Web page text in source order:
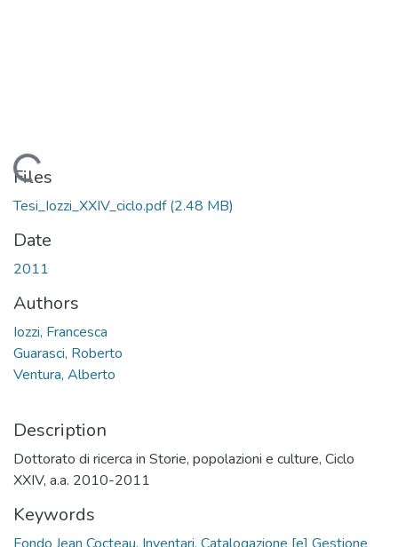
Loading...
Files
Tesi_Iozzi_XXIV_ciclo.pdf(2.48 MB)
Date
2011
Authors
Iozzi, Francesca
Guarasci, Roberto
Ventura, Alberto
Description
Dottorato di ricerca in Storie, popolazioni e culture, Ciclo
XXIV, a.a. 2010-2011
Keywords